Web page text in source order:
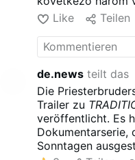
Generális Házával
keresztül készült
szeminaristáit,
követi nyomon
hivatásra és az
Úgy tűnik, hogy
kritikáját.
Like Teilen
de.news teilt das
Die
Trailer zu
veröffentlicht. Es
Dokumentarserie,
Sonntagen